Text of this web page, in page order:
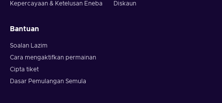
Kepercayaan & Ketelusan Eneba
Diskaun
Bantuan
Soalan Lazim
Cara mengaktifkan permainan
Cipta tiket
Dasar Pemulangan Semula